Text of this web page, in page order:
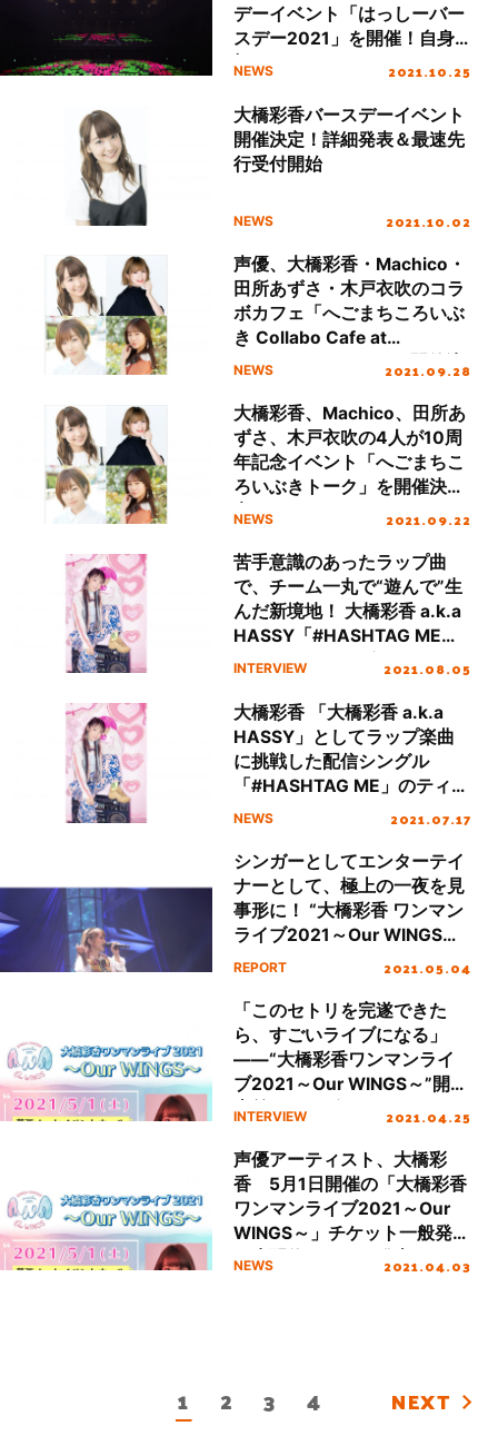
デーイベント「はっしーバー
スデー2021」を開催！自身
初のアコースティックミニア
NEWS 2021.10.25
大橋彩香バースデーイベント
開催決定！詳細発表＆最速先
行受付開始
NEWS 2021.10.02
声優、大橋彩香・Machico・
田所あずさ・木戸衣吹のコラ
ボカフェ「へごまちころいぶ
き Collabo Cafe at
STELLAMAP CAFE」開催決
NEWS 2021.09.28
大橋彩香、Machico、田所あ
ずさ、木戸衣吹の4人が10周
年記念イベント「へごまちこ
ろいぶきトーク」を開催決
定！
NEWS 2021.09.22
苦手意識のあったラップ曲
で、チーム一丸で“遊んで”生
んだ新境地！ 大橋彩香 a.k.a
HASSY「#HASHTAG ME」
リリースインタビュー
INTERVIEW 2021.08.05
大橋彩香 「大橋彩香 a.k.a
HASSY」としてラップ楽曲
に挑戦した配信シングル
「#HASHTAG ME」のティザ
ー映像が公開！
NEWS 2021.07.17
シンガーとしてエンターテイ
ナーとして、極上の一夜を見
事形に！ “大橋彩香 ワンマン
ライブ2021～Our WINGS
～”レポート
REPORT 2021.05.04
「このセトリを完遂できた
ら、すごいライブになる」
――“大橋彩香ワンマンライ
ブ2021～Our WINGS～”開催
直前インタビュー
INTERVIEW 2021.04.25
声優アーティスト、大橋彩
香 5月1日開催の「大橋彩香
ワンマンライブ2021～Our
WINGS～」チケット一般発売
＆生配信チケット発売！さら
NEWS 2021.04.03
1 2 3 4 NEXT